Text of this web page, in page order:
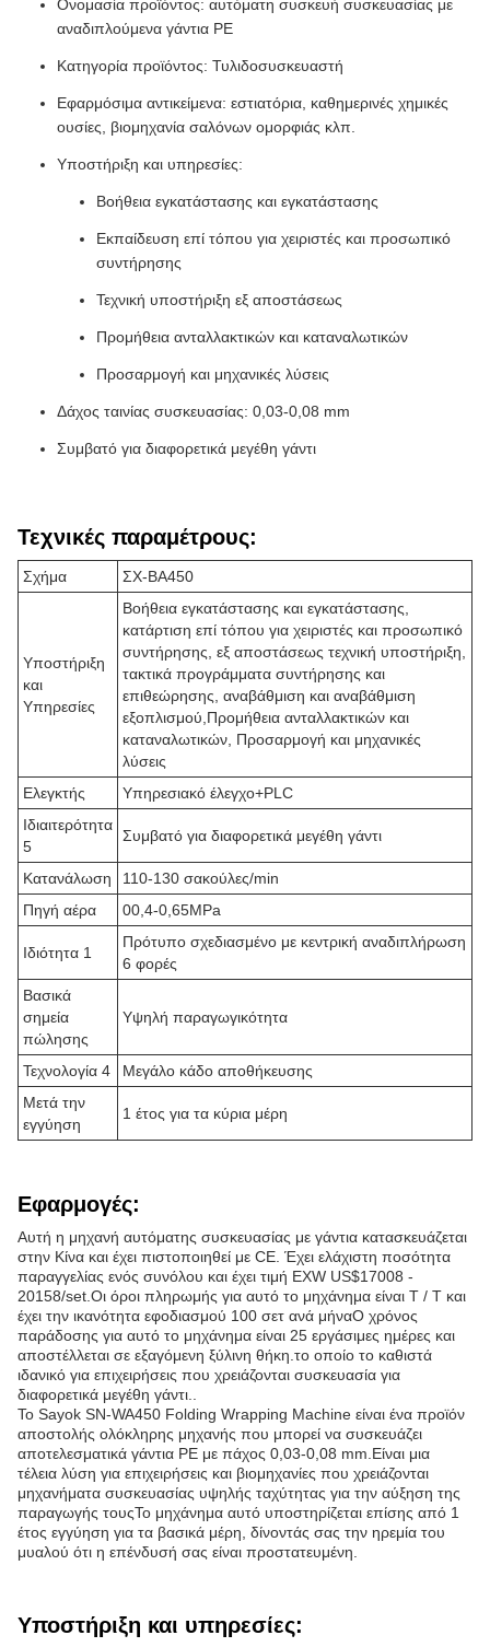
Ονομασία προϊόντος: αυτόματη συσκευή συσκευασίας με
αναδιπλούμενα γάντια PE
Κατηγορία προϊόντος: Τυλιδοσυσκευαστή
Εφαρμόσιμα αντικείμενα: εστιατόρια, καθημερινές χημικές
ουσίες, βιομηχανία σαλόνων ομορφιάς κλπ.
Υποστήριξη και υπηρεσίες:
Βοήθεια εγκατάστασης και εγκατάστασης
Εκπαίδευση επί τόπου για χειριστές και προσωπικό
συντήρησης
Τεχνική υποστήριξη εξ αποστάσεως
Προμήθεια ανταλλακτικών και καταναλωτικών
Προσαρμογή και μηχανικές λύσεις
Δάχος ταινίας συσκευασίας: 0,03-0,08 mm
Συμβατό για διαφορετικά μεγέθη γάντι
Τεχνικές παραμέτρους:
Σχήμα ΣΧ-ΒΑ450
Υποστήριξη
και
Υπηρεσίες
Βοήθεια εγκατάστασης και εγκατάστασης,
κατάρτιση επί τόπου για χειριστές και προσωπικό
συντήρησης, εξ αποστάσεως τεχνική υποστήριξη,
τακτικά προγράμματα συντήρησης και
επιθεώρησης, αναβάθμιση και αναβάθμιση
εξοπλισμού,Προμήθεια ανταλλακτικών και
καταναλωτικών, Προσαρμογή και μηχανικές
λύσεις
Ελεγκτής
Υπηρεσιακό έλεγχο+PLC
Ιδιαιτερότητα
5
Συμβατό για διαφορετικά μεγέθη γάντι
Κατανάλωση
110-130 σακούλες/min
Πηγή αέρα
00,4-0,65MPa
Ιδιότητα 1
Πρότυπο σχεδιασμένο με κεντρική αναδιπλήρωση
6 φορές
Βασικά
σημεία
πώλησης
Υψηλή παραγωγικότητα
Τεχνολογία 4
Μεγάλο κάδο αποθήκευσης
Μετά την
εγγύηση
1 έτος για τα κύρια μέρη
Εφαρμογές:
Αυτή η μηχανή αυτόματης συσκευασίας με γάντια κατασκευάζεται
στην Κίνα και έχει πιστοποιηθεί με CE. Έχει ελάχιστη ποσότητα
παραγγελίας ενός συνόλου και έχει τιμή EXW US$17008 -
20158/set.Οι όροι πληρωμής για αυτό το μηχάνημα είναι T / T και
έχει την ικανότητα εφοδιασμού 100 σετ ανά μήναΟ χρόνος
παράδοσης για αυτό το μηχάνημα είναι 25 εργάσιμες ημέρες και
αποστέλλεται σε εξαγόμενη ξύλινη θήκη.το οποίο το καθιστά
ιδανικό για επιχειρήσεις που χρειάζονται συσκευασία για
διαφορετικά μεγέθη γάντι..
Το Sayok SN-WA450 Folding Wrapping Machine είναι ένα προϊόν
αποστολής ολόκληρης μηχανής που μπορεί να συσκευάζει
αποτελεσματικά γάντια PE με πάχος 0,03-0,08 mm.Είναι μια
τέλεια λύση για επιχειρήσεις και βιομηχανίες που χρειάζονται
μηχανήματα συσκευασίας υψηλής ταχύτητας για την αύξηση της
παραγωγής τουςΤο μηχάνημα αυτό υποστηρίζεται επίσης από 1
έτος εγγύηση για τα βασικά μέρη, δίνοντάς σας την ηρεμία του
μυαλού ότι η επένδυσή σας είναι προστατευμένη.
Υποστήριξη και υπηρεσίες: